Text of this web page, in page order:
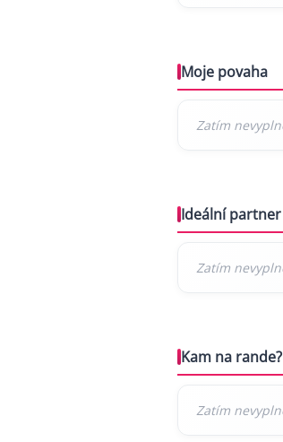
Moje povaha
Ideální partner
Kam na rande?